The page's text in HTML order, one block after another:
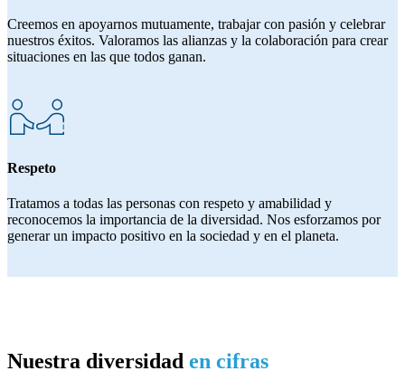
Creemos en apoyarnos mutuamente, trabajar con pasión y celebrar
nuestros éxitos. Valoramos las alianzas y la colaboración para crear
situaciones en las que todos ganan.
Respeto
Tratamos a todas las personas con respeto y amabilidad y
reconocemos la importancia de la diversidad. Nos esforzamos por
generar un impacto positivo en la sociedad y en el planeta.
Nuestra diversidad en cifras